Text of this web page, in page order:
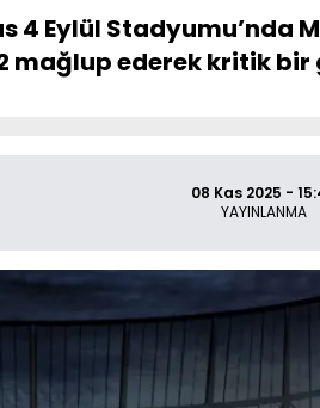
4 Eylül
mağlup ederek kritik
08 Kas 2025 -
YAYINLANMA